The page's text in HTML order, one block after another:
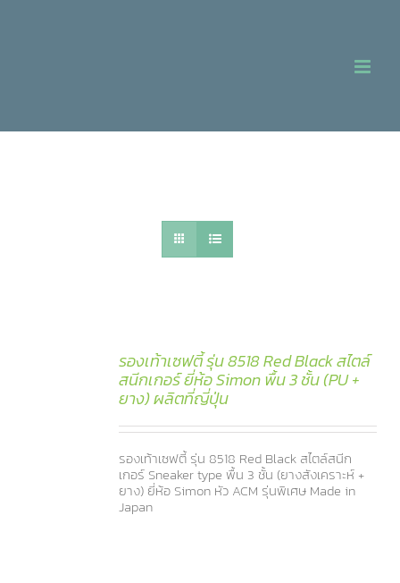
รองเท้าเซฟตี้ รุ่น 8518 Red Black สไตล์
สนีกเกอร์ ยี่ห้อ Simon พื้น 3 ชั้น (PU +
ยาง) ผลิตที่ญี่ปุ่น
รองเท้าเซฟตี้ รุ่น 8518 Red Black สไตล์สนีก
เกอร์ Sneaker type พื้น 3 ชั้น (ยางสังเคราะห์ +
ยาง) ยี่ห้อ Simon หัว ACM รุ่นพิเศษ Made in
Japan